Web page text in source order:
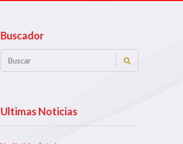
Buscador
Ultimas Noticias